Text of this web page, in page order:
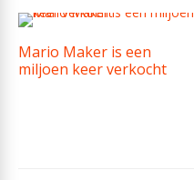
Mario Maker is een
miljoen keer verkocht